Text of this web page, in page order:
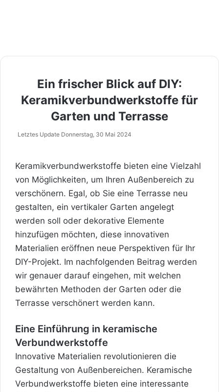
Ein frischer Blick auf DIY:
Keramikverbundwerkstoffe für
Garten und Terrasse
Letztes Update Donnerstag, 30 Mai 2024
Keramikverbundwerkstoffe bieten eine Vielzahl
von Möglichkeiten, um Ihren Außenbereich zu
verschönern. Egal, ob Sie eine Terrasse neu
gestalten, ein vertikaler Garten angelegt
werden soll oder dekorative Elemente
hinzufügen möchten, diese innovativen
Materialien eröffnen neue Perspektiven für Ihr
DIY-Projekt. Im nachfolgenden Beitrag werden
wir genauer darauf eingehen, mit welchen
bewährten Methoden der Garten oder die
Terrasse verschönert werden kann.
Eine Einführung in keramische
Verbundwerkstoffe
Innovative Materialien revolutionieren die
Gestaltung von Außenbereichen. Keramische
Verbundwerkstoffe bieten eine interessante